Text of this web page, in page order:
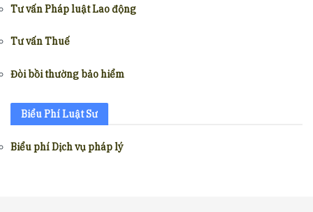
Tư vấn Pháp luật Lao động
Tư vấn Thuế
Đòi bồi thường bảo hiểm
Biểu Phí Luật Sư
Biểu phí Dịch vụ pháp lý